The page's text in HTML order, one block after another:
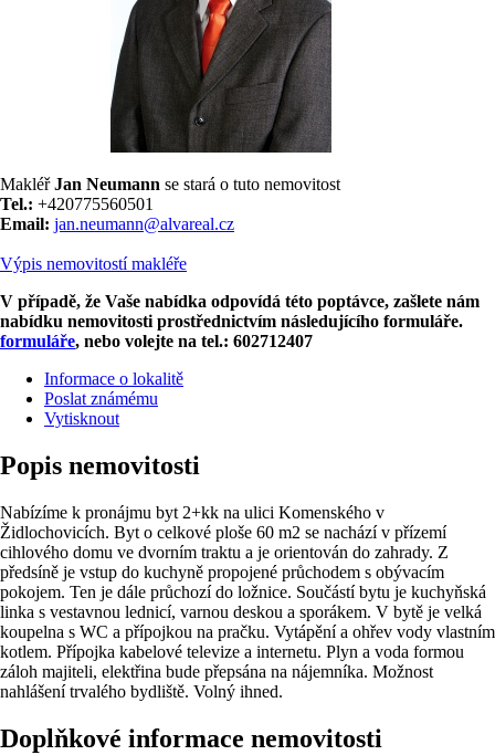
MakléřJan Neumann se stará o tuto nemovitost
Tel.: +420775560501
Email: jan.neumann@alvareal.cz
Výpis nemovitostí makléře
V případě, že Vaše nabídka odpovídá této poptávce, zašlete nám
nabídku nemovitosti prostřednictvím následujícího formuláře.
formuláře, nebo volejte na tel.: 602712407
Informace o lokalitě
Poslat známému
Vytisknout
Popis nemovitosti
Nabízíme k pronájmu byt 2+kk na ulici Komenského v
Židlochovicích. Byt o celkové ploše 60 m2 se nachází v přízemí
cihlového domu ve dvorním traktu a je orientován do zahrady. Z
předsíně je vstup do kuchyně propojené průchodem s obývacím
pokojem. Ten je dále průchozí do ložnice. Součástí bytu je kuchyňská
linka s vestavnou lednicí, varnou deskou a sporákem. V bytě je velká
koupelna s WC a přípojkou na pračku. Vytápění a ohřev vody vlastním
kotlem. Přípojka kabelové televize a internetu. Plyn a voda formou
záloh majiteli, elektřina bude přepsána na nájemníka. Možnost
nahlášení trvalého bydliště. Volný ihned.
Doplňkové informace nemovitosti